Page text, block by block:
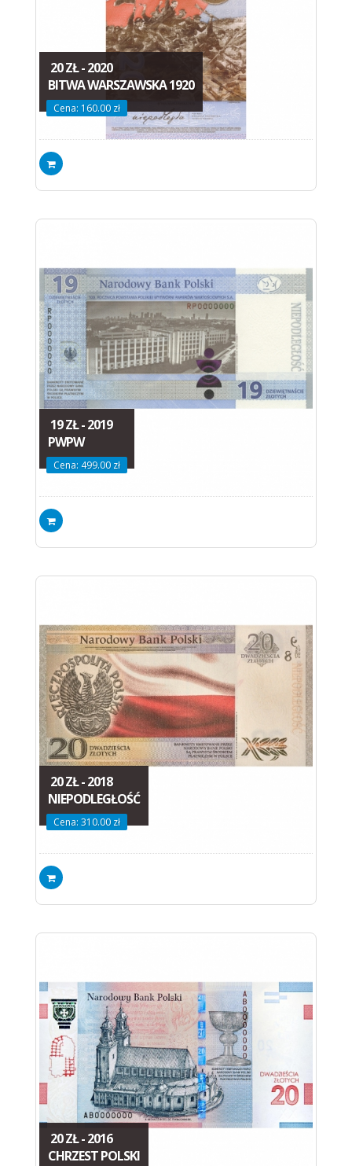
20 ZŁ - 2020
BITWA WARSZAWSKA 1920
Cena: 160.00 zł
19 ZŁ - 2019
PWPW
Cena: 499.00 zł
20 ZŁ - 2018
NIEPODLEGŁOŚĆ
Cena: 310.00 zł
20 ZŁ - 2016
CHRZEST POLSKI